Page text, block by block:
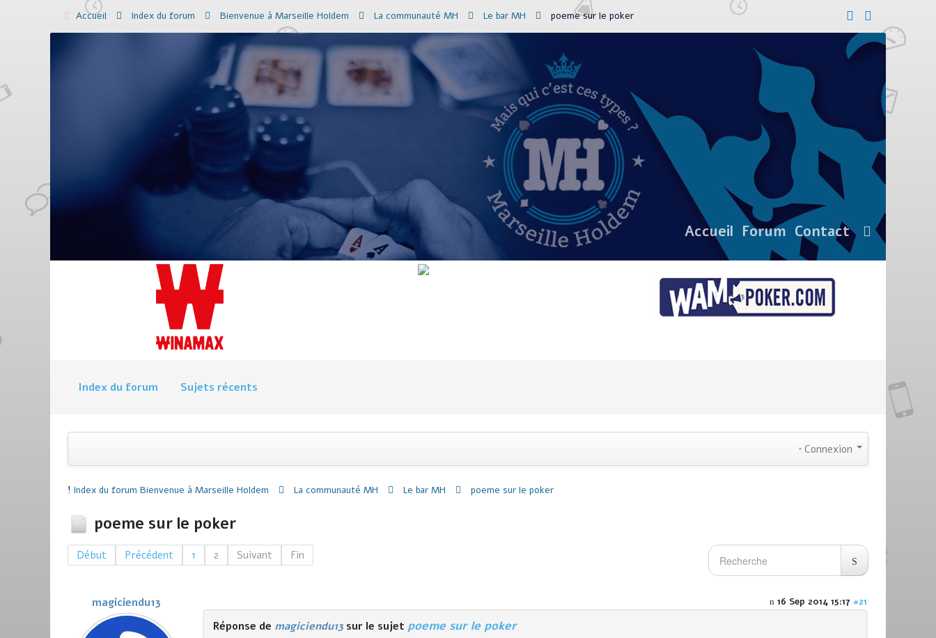
Accueil Index du forum Bienvenue à Marseille Holdem La communauté MH Le bar MH poeme sur le poker
Accueil Forum Contact
Index du forum Sujets récents
Connexion
Index du forum Bienvenue à Marseille Holdem La communauté MH Le bar MH poeme sur le poker
poeme sur le poker
Début Précédent 1 2 Suivant Fin
magiciendu13 16 Sep 2014 15:17 #21
Réponse de magiciendu13sur le sujet poeme sur le poker